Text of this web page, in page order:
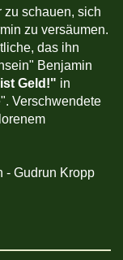
zu schauen, sich
zu versäumen.
das ihn
Benjamin
Geld!" in
Verschwendete
- Gudrun Kropp